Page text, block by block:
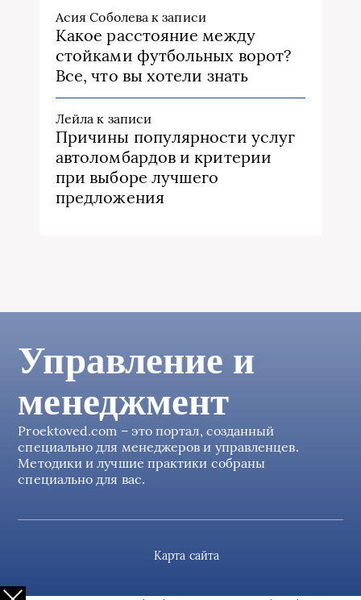
Асия Соболева к записи
Какое расстояние между
стойками футбольных ворот?
Все, что вы хотели знать
Лейла к записи
Причины популярности услуг
автоломбардов и критерии
при выборе лучшего
предложения
Управление и
менеджмент
Proektoved.com – это портал, созданный
специально для менеджеров и управленцев.
Методики и лучшие практики собраны
специально для вас.
Карта сайта